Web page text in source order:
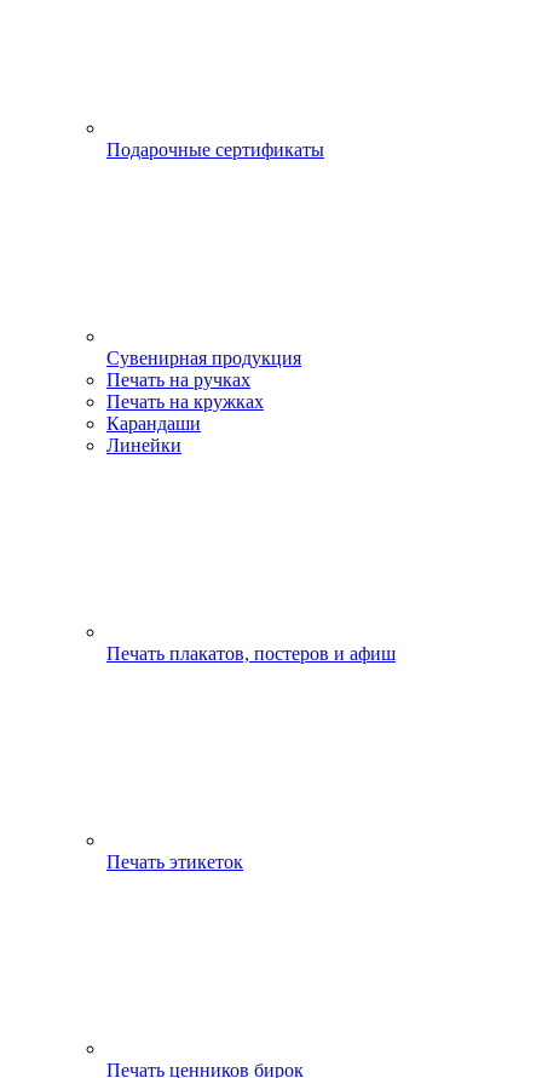
Подарочные сертификаты
Сувенирная продукция
Печать на ручках
Печать на кружках
Карандаши
Линейки
Печать плакатов, постеров и афиш
Печать этикеток
Печать ценников бирок